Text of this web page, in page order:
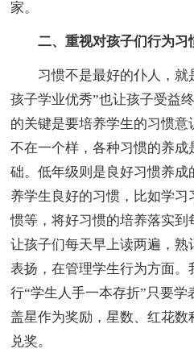
家。
二、重视对孩子们行为习
习惯不是最好的仆人，就
孩子学业优秀”也让孩子受益
的关键是要培养学生的习惯
不在一个样，各种习惯的养
础。低年级则是良好习惯养
养学生良好的习惯，比如学习
惯等，将好习惯的培养落实
让孩子们每天早上读两遍，熟
表扬，在管理学生行为方面。
行“学生人手一本存折”只要
盖星作为奖励，星数、红花
兑奖。